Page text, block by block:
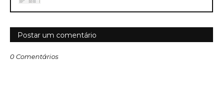
Postar um comentário
0 Comentários